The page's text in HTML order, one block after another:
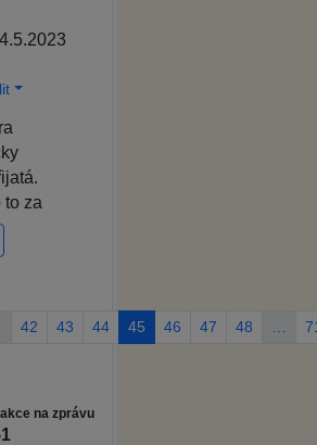
to za
42 43 44 45 46 47 48
na zprávu